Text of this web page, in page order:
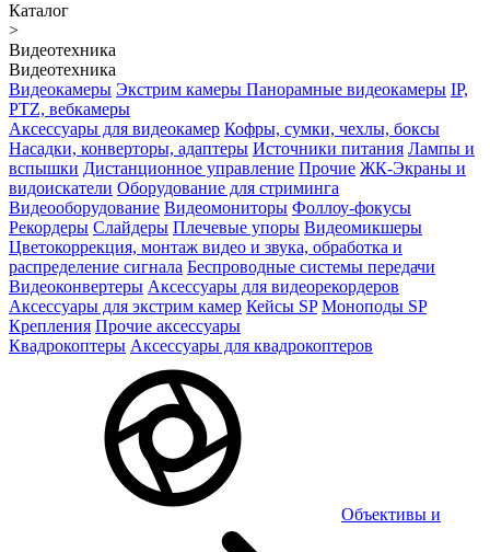
Каталог
>
Видеотехника
Видеотехника
Видеокамеры Экстрим камеры Панорамные видеокамеры IP,
PTZ, вебкамеры
Аксессуары для видеокамер Кофры, сумки, чехлы, боксы
Насадки, конверторы, адаптеры Источники питания Лампы и
вспышки Дистанционное управление Прочие ЖК-Экраны и
видоискатели Оборудование для стриминга
Видеооборудование Видеомониторы Фоллоу-фокусы
Рекордеры Слайдеры Плечевые упоры Видеомикшеры
Цветокоррекция, монтаж видео и звука, обработка и
распределение сигнала Беспроводные системы передачи
Видеоконвертеры Аксессуары для видеорекордеров
Аксессуары для экстрим камер Кейсы SP Моноподы SP
Крепления Прочие аксессуары
Квадрокоптеры Аксессуары для квадрокоптеров
Объективы и